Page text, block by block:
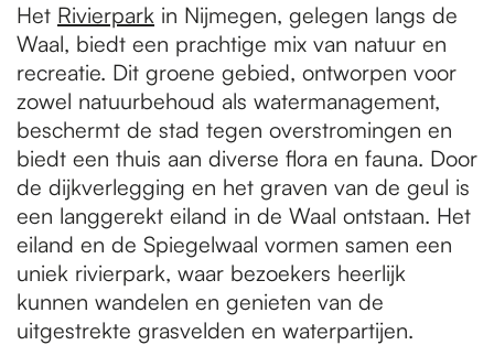
Het Rivierpark in Nijmegen, gelegen langs de
Waal, biedt een prachtige mix van natuur en
recreatie. Dit groene gebied, ontworpen voor
zowel natuurbehoud als watermanagement,
beschermt de stad tegen overstromingen en
biedt een thuis aan diverse flora en fauna. Door
de dijkverlegging en het graven van de geul is
een langgerekt eiland in de Waal ontstaan. Het
eiland en de Spiegelwaal vormen samen een
uniek rivierpark, waar bezoekers heerlijk
kunnen wandelen en genieten van de
uitgestrekte grasvelden en waterpartijen.